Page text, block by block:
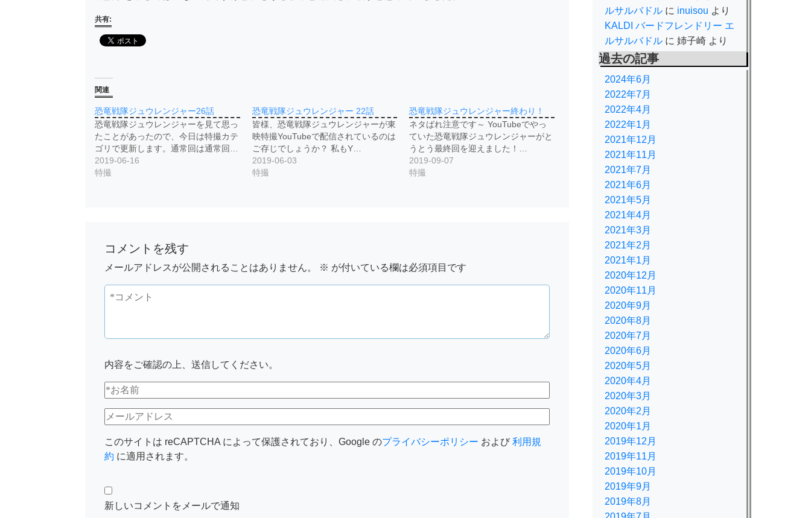
共有:
関連
恐竜戦隊ジュウレンジャー26話
恐竜戦隊ジュウレンジャーを見て思っ
たことがあったので、今日は特撮カテ
ゴリで更新します。通常回は通常回…
2019-06-16
特撮
恐竜戦隊ジュウレンジャー 22話
皆様、恐竜戦隊ジュウレンジャーが東
映特撮YouTubeで配信されているのは
ご存じでしょうか？ 私もY…
2019-06-03
特撮
恐竜戦隊ジュウレンジャー終わり！
ネタばれ注意です～ YouTubeでやっ
ていた恐竜戦隊ジュウレンジャーがと
うとう最終回を迎えました！…
2019-09-07
特撮
コメントを残す
メールアドレスが公開されることはありません。 ※ が付いている欄は必須項目です
内容をご確認の上、送信してください。
このサイトは reCAPTCHA によって保護されており、Google のプライバシーポリシー および 利用規
約 に適用されます。
新しいコメントをメールで通知
ルサルバドル に inuisou より
KALDI バードフレンドリー エ
ルサルバドル に 姉子崎 より
過去の記事
2024年6月
2022年7月
2022年4月
2022年1月
2021年12月
2021年11月
2021年7月
2021年6月
2021年5月
2021年4月
2021年3月
2021年2月
2021年1月
2020年12月
2020年11月
2020年9月
2020年8月
2020年7月
2020年6月
2020年5月
2020年4月
2020年3月
2020年2月
2020年1月
2019年12月
2019年11月
2019年10月
2019年9月
2019年8月